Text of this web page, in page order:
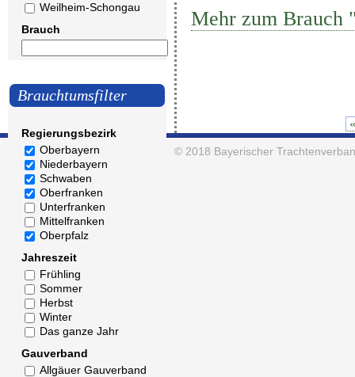
Weilheim-Schongau
Brauch
Brauchtumsfilter
Regierungsbezirk
Oberbayern
Niederbayern
Schwaben
Oberfranken
Unterfranken
Mittelfranken
Oberpfalz
Jahreszeit
Frühling
Sommer
Herbst
Winter
Das ganze Jahr
Gauverband
Allgäuer Gauverband
Mehr zum Brauch
© 2018 Bayerischer